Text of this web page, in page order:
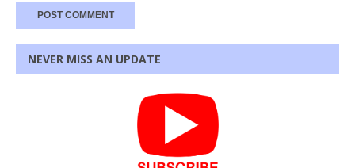
NEVER MISS AN UPDATE